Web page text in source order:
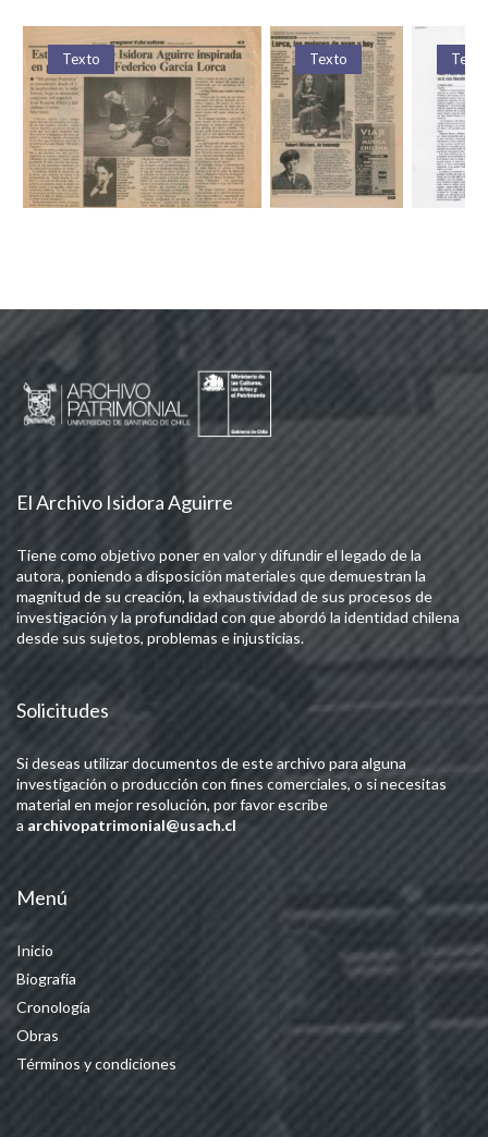
Texto Texto Texto
El Archivo Isidora Aguirre
Tiene como objetivo poner en valor y difundir el legado de la
autora, poniendo a disposición materiales que demuestran la
magnitud de su creación, la exhaustividad de sus procesos de
investigación y la profundidad con que abordó la identidad chilena
desde sus sujetos, problemas e injusticias.
Solicitudes
Si deseas utilizar documentos de este archivo para alguna
investigación o producción con fines comerciales, o si necesitas
material en mejor resolución, por favor escribe
a archivopatrimonial@usach.cl
Menú
Inicio
Biografía
Cronología
Obras
Términos y condiciones